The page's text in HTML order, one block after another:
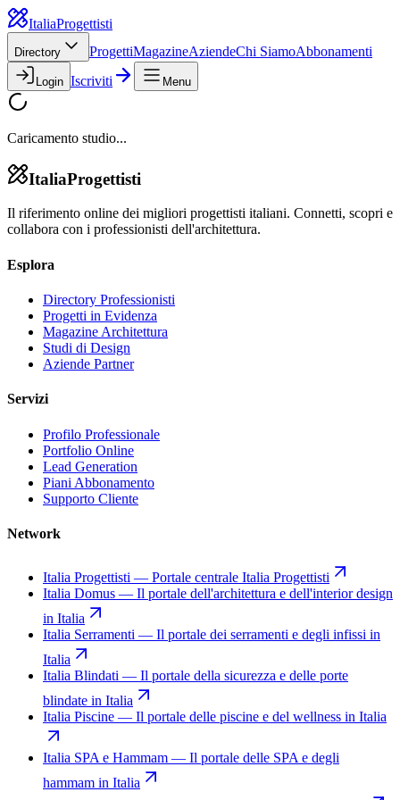
ItaliaProgettisti
Directory ProgettiMagazineAziendeChi SiamoAbbonamenti
Login Iscriviti Menu
Caricamento studio...
ItaliaProgettisti
Il riferimento online dei migliori progettisti italiani. Connetti, scopri e
collabora con i professionisti dell'architettura.
Esplora
Directory Professionisti
Progetti in Evidenza
Magazine Architettura
Studi di Design
Aziende Partner
Servizi
Profilo Professionale
Portfolio Online
Lead Generation
Piani Abbonamento
Supporto Cliente
Network
Italia Progettisti — Portale centrale Italia Progettisti
Italia Domus — Il portale dell'architettura e dell'interior design
in Italia
Italia Serramenti — Il portale dei serramenti e degli infissi in
Italia
Italia Blindati — Il portale della sicurezza e delle porte
blindate in Italia
Italia Piscine — Il portale delle piscine e del wellness in Italia
Italia SPA e Hammam — Il portale delle SPA e degli
hammam in Italia